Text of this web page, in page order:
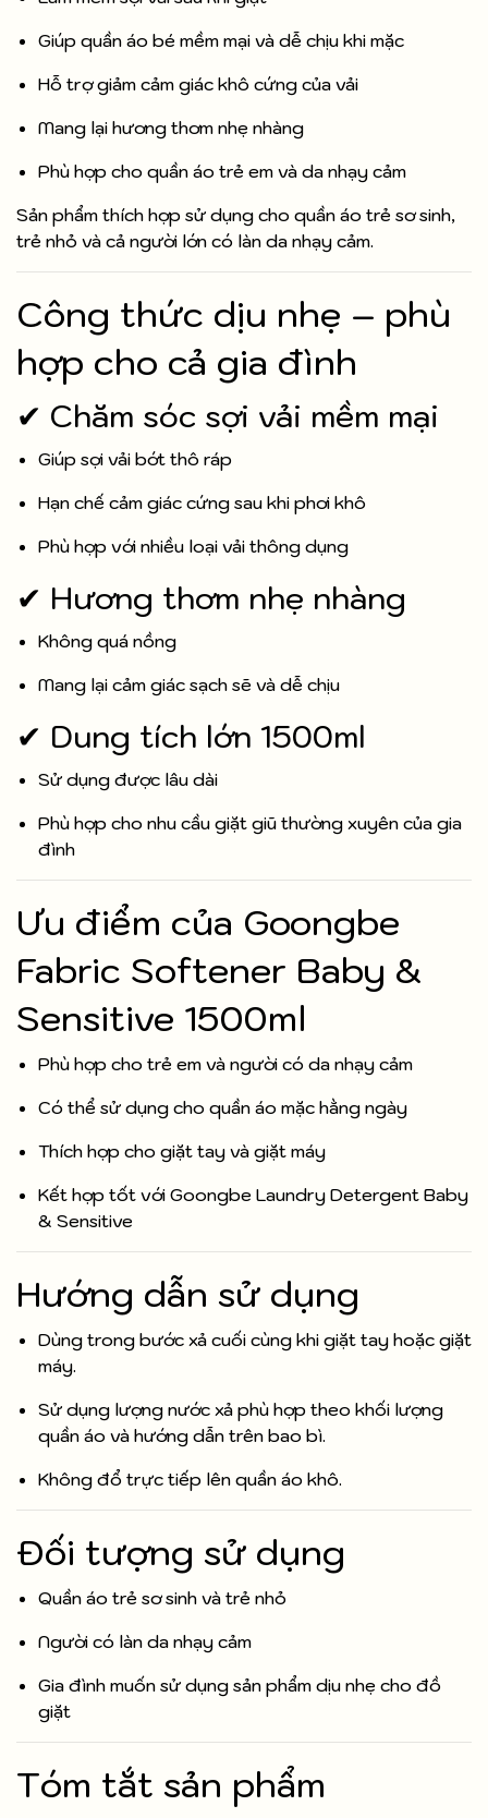
Giúp quần áo bé mềm mại và dễ chịu khi mặc
Hỗ trợ giảm cảm giác khô cứng của vải
Mang lại hương thơm nhẹ nhàng
Phù hợp cho quần áo trẻ em và da nhạy cảm
Sản phẩm thích hợp sử dụng cho quần áo trẻ sơ sinh,
trẻ nhỏ và cả người lớn có làn da nhạy cảm.
Công thức dịu nhẹ – phù
hợp cho cả gia đình
✔ Chăm sóc sợi vải mềm mại
Giúp sợi vải bớt thô ráp
Hạn chế cảm giác cứng sau khi phơi khô
Phù hợp với nhiều loại vải thông dụng
✔ Hương thơm nhẹ nhàng
Không quá nồng
Mang lại cảm giác sạch sẽ và dễ chịu
✔ Dung tích lớn 1500ml
Sử dụng được lâu dài
Phù hợp cho nhu cầu giặt giũ thường xuyên của gia
đình
Ưu điểm của Goongbe
Fabric Softener Baby &
Sensitive 1500ml
Phù hợp cho trẻ em và người có da nhạy cảm
Có thể sử dụng cho quần áo mặc hằng ngày
Thích hợp cho giặt tay và giặt máy
Kết hợp tốt với Goongbe Laundry Detergent Baby
& Sensitive
Hướng dẫn sử dụng
Dùng trong bước xả cuối cùng khi giặt tay hoặc giặt
máy.
Sử dụng lượng nước xả phù hợp theo khối lượng
quần áo và hướng dẫn trên bao bì.
Không đổ trực tiếp lên quần áo khô.
Đối tượng sử dụng
Quần áo trẻ sơ sinh và trẻ nhỏ
Người có làn da nhạy cảm
Gia đình muốn sử dụng sản phẩm dịu nhẹ cho đồ
giặt
Tóm tắt sản phẩm